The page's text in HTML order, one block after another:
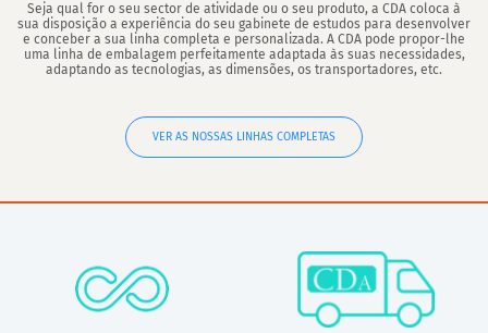
Seja qual for o seu sector de atividade ou o seu produto, a CDA coloca à
sua disposição a experiência do seu gabinete de estudos para desenvolver
e conceber a sua linha completa e personalizada. A CDA pode propor-lhe
uma linha de embalagem perfeitamente adaptada às suas necessidades,
adaptando as tecnologias, as dimensões, os transportadores, etc.
VER AS NOSSAS LINHAS COMPLETAS